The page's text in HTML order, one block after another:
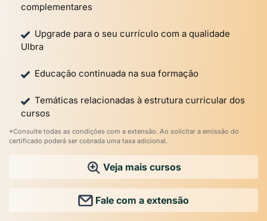
complementares
Upgrade para o seu currículo com a qualidade
Ulbra
Educação continuada na sua formação
Temáticas relacionadas à estrutura curricular dos
cursos
*Consulte todas as condições com a extensão. Ao solicitar a emissão do
certificado poderá ser cobrada uma taxa adicional.
Veja mais cursos
Fale com a extensão